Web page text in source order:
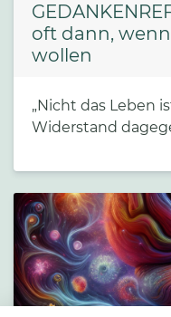
oft dann,
wollen
„Nicht das Leben
Widerstand